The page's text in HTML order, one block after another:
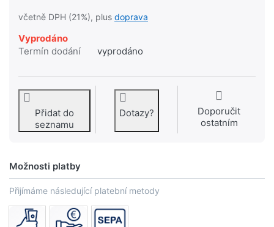
včetně DPH (21%), plus doprava
Vyprodáno
Termín dodání
vyprodáno
Přidat do
seznamu
Dotazy?
Doporučit
ostatním
Možnosti platby
Přijímáme následující platební metody